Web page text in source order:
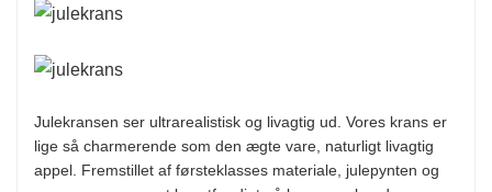
Julekransen ser ultrarealistisk og livagtig ud. Vores krans er
lige så charmerende som den ægte vare, naturligt livagtig
appel. Fremstillet af førsteklasses materiale, julepynten og